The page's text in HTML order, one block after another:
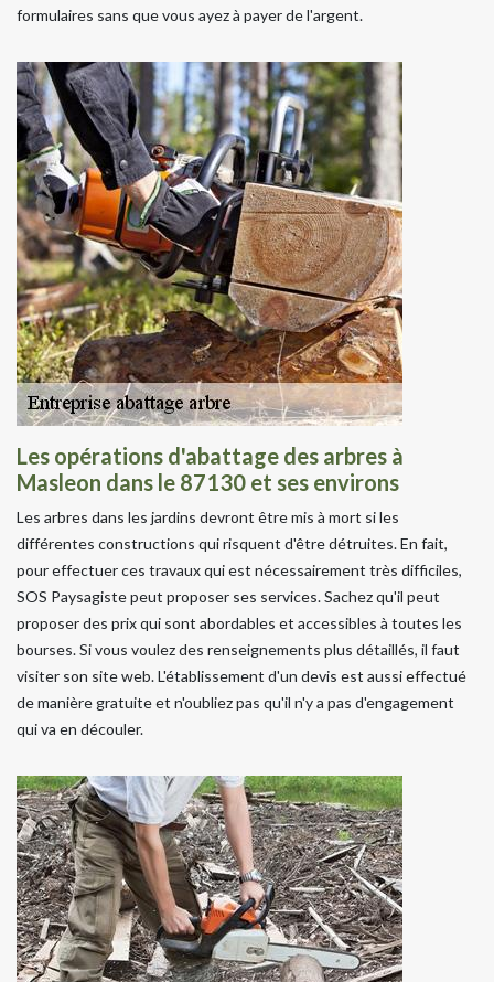
formulaires sans que vous ayez à payer de l'argent.
Les opérations d'abattage des arbres à
Masleon dans le 87130 et ses environs
Les arbres dans les jardins devront être mis à mort si les
différentes constructions qui risquent d'être détruites. En fait,
pour effectuer ces travaux qui est nécessairement très difficiles,
SOS Paysagiste peut proposer ses services. Sachez qu'il peut
proposer des prix qui sont abordables et accessibles à toutes les
bourses. Si vous voulez des renseignements plus détaillés, il faut
visiter son site web. L'établissement d'un devis est aussi effectué
de manière gratuite et n'oubliez pas qu'il n'y a pas d'engagement
qui va en découler.